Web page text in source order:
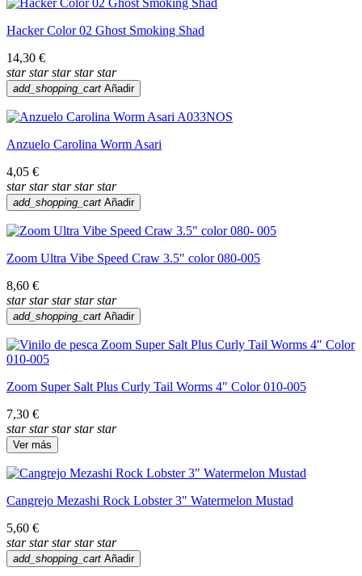
Hacker Color 02 Ghost Smoking Shad
14,30 €
star star star star star
add_shopping_cart Añadir
Anzuelo Carolina Worm Asari
4,05 €
star star star star star
add_shopping_cart Añadir
Zoom Ultra Vibe Speed Craw 3.5" color 080-005
8,60 €
star star star star star
add_shopping_cart Añadir
Zoom Super Salt Plus Curly Tail Worms 4" Color 010-005
7,30 €
star star star star star
Ver más
Cangrejo Mezashi Rock Lobster 3" Watermelon Mustad
5,60 €
star star star star star
add_shopping_cart Añadir